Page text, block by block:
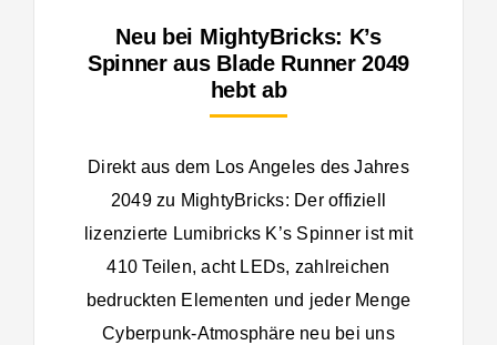
Neu bei MightyBricks: K’s
Spinner aus Blade Runner 2049
hebt ab
Direkt aus dem Los Angeles des Jahres
2049 zu MightyBricks: Der offiziell
lizenzierte Lumibricks K’s Spinner ist mit
410 Teilen, acht LEDs, zahlreichen
bedruckten Elementen und jeder Menge
Cyberpunk-Atmosphäre neu bei uns